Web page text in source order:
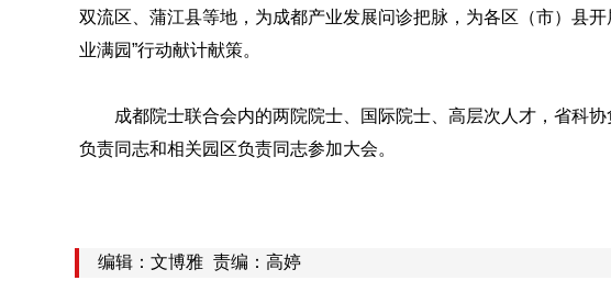
双流区、蒲江县等地，为成都产业发展问诊把脉，为各区（市）县
业满园”行动献计献策。
成都院士联合会内的两院院士、国际院士、高层次人才，省科
负责同志和相关园区负责同志参加大会。
编辑：文博雅 责编：高婷